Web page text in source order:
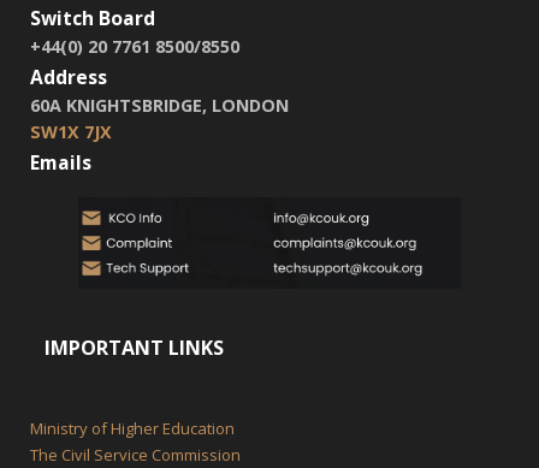
Switch Board
+44(0) 20 7761 8500/8550
Address
60A KNIGHTSBRIDGE, LONDON
SW1X 7JX
Emails
IMPORTANT LINKS
Ministry of Higher Education
The Civil Service Commission